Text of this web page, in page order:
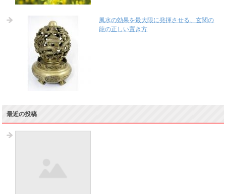
風水の効果を最大限に発揮させる、玄関の
龍の正しい置き方
最近の投稿